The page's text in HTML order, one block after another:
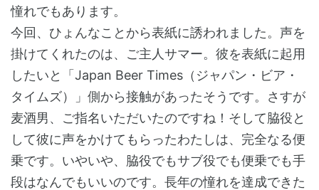
憧れでもあります。
今回、ひょんなことから表紙に誘われました。声を
掛けてくれたのは、ご主人サマー。彼を表紙に起用
したいと「Japan Beer Times（ジャパン・ビア・
タイムズ）」側から接触があったそうです。さすが
麦酒男、ご指名いただいたのですね！そして脇役と
して彼に声をかけてもらったわたしは、完全なる便
乗です。いやいや、脇役でもサブ役でも便乗でも手
段はなんでもいいのです。長年の憧れを達成できた